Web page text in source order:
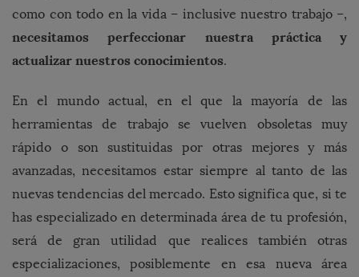
como con todo en la vida – inclusive nuestro trabajo –,
necesitamos perfeccionar nuestra práctica y
actualizar nuestros conocimientos.
En el mundo actual, en el que la mayoría de las
herramientas de trabajo se vuelven obsoletas muy
rápido o son sustituidas por otras mejores y más
avanzadas, necesitamos estar siempre al tanto de las
nuevas tendencias del mercado. Esto significa que, si te
has especializado en determinada área de tu profesión,
será de gran utilidad que realices también otras
especializaciones, posiblemente en esa nueva área